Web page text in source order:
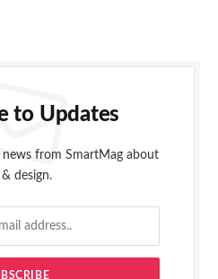
to Updates
from SmartMag about
design.